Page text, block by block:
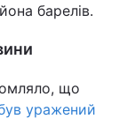
барелів.
що
уражений